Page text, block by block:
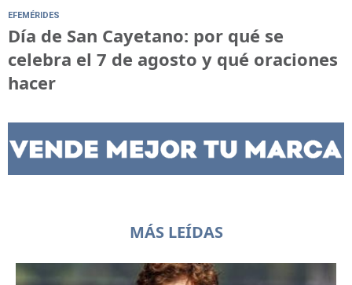
EFEMÉRIDES
Día de San Cayetano: por qué se
celebra el 7 de agosto y qué oraciones
hacer
MÁS LEÍDAS